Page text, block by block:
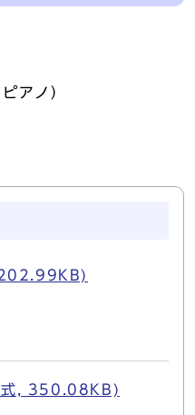
アノ）
式, 350.08KB)